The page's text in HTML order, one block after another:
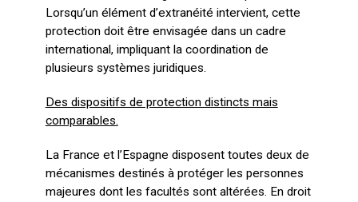
Lorsqu’un élément d’extranéité intervient, cette
protection doit être envisagée dans un cadre
international, impliquant la coordination de
plusieurs systèmes juridiques.
Des dispositifs de protection distincts mais
comparables.
La France et l’Espagne disposent toutes deux de
mécanismes destinés à protéger les personnes
majeures dont les facultés sont altérées. En droit